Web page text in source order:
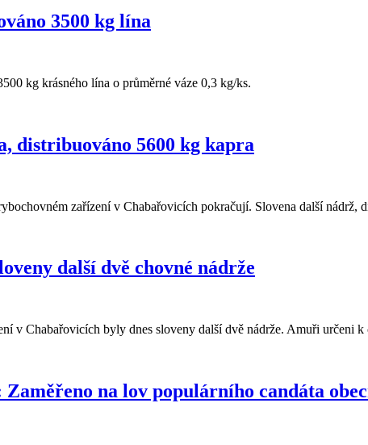
3500 kg lína
kg krásného lína o průměrné váze 0,3 kg/ks.
distribuováno 5600 kg kapra
zařízení v Chabařovicích pokračují. Slovena další nádrž,
další dvě chovné nádrže
v Chabařovicích byly dnes sloveny další dvě nádrže. Amuři určeni
na lov populárního candáta